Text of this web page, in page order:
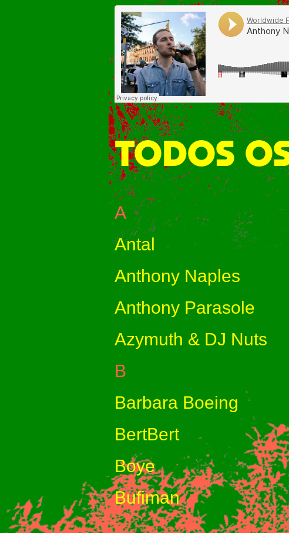
TODOS
A
Antal
Anthony Naples
Anthony Parasole
Azymuth & DJ Nuts
B
Barbara Boeing
BertBert
Boye
Bufiman